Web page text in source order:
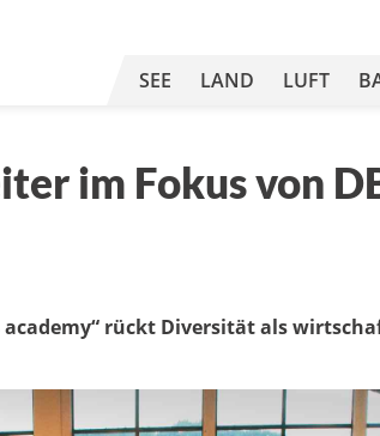
SEE LAND LUFT
im Fokus von
rückt Diversität als